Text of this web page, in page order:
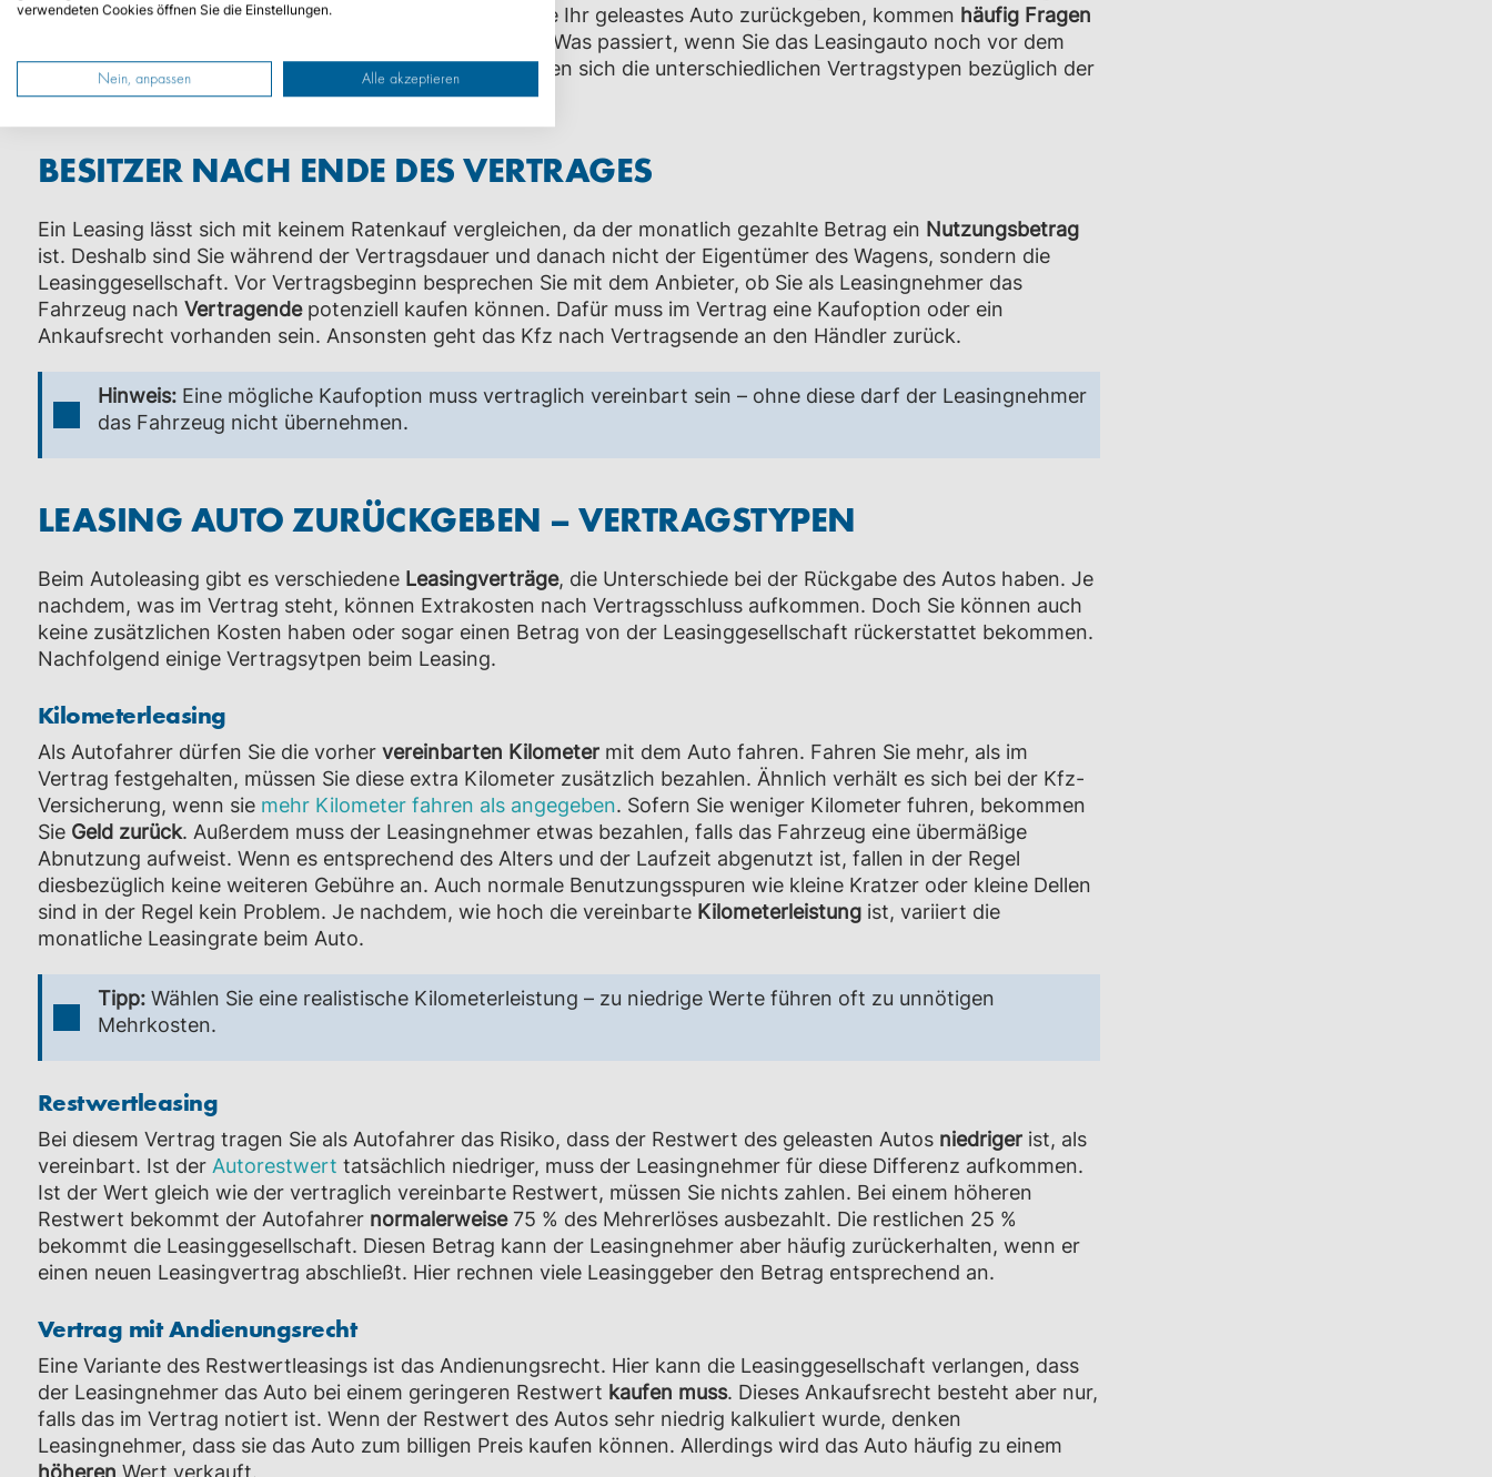
umso mehr an. Doch wenn der Vertrag ausläuft und Sie Ihr geleastes Auto zurückgeben, kommen häufig Fragen
auf. Was müssen Sie bei der Rückgabe alles beachten? Was passiert, wenn Sie das Leasingauto noch vor dem
Vertragsende zurückgeben möchten? Wie unterscheiden sich die unterschiedlichen Vertragstypen bezüglich der
Rückgabe?
BESITZER NACH ENDE DES VERTRAGES
Ein Leasing lässt sich mit keinem Ratenkauf vergleichen, da der monatlich gezahlte Betrag ein Nutzungsbetrag
ist. Deshalb sind Sie während der Vertragsdauer und danach nicht der Eigentümer des Wagens, sondern die
Leasinggesellschaft. Vor Vertragsbeginn besprechen Sie mit dem Anbieter, ob Sie als Leasingnehmer das
Fahrzeug nach Vertragende potenziell kaufen können. Dafür muss im Vertrag eine Kaufoption oder ein
Ankaufsrecht vorhanden sein. Ansonsten geht das Kfz nach Vertragsende an den Händler zurück.
Hinweis:Eine mögliche Kaufoption muss vertraglich vereinbart sein – ohne diese darf der Leasingnehmer
das Fahrzeug nicht übernehmen.
LEASING AUTO ZURÜCKGEBEN – VERTRAGSTYPEN
Beim Autoleasing gibt es verschiedene Leasingverträge, die Unterschiede bei der Rückgabe des Autos haben. Je
nachdem, was im Vertrag steht, können Extrakosten nach Vertragsschluss aufkommen. Doch Sie können auch
keine zusätzlichen Kosten haben oder sogar einen Betrag von der Leasinggesellschaft rückerstattet bekommen.
Nachfolgend einige Vertragsytpen beim Leasing.
Kilometerleasing
Als Autofahrer dürfen Sie die vorher vereinbarten Kilometermit dem Auto fahren. Fahren Sie mehr, als im
Vertrag festgehalten, müssen Sie diese extra Kilometer zusätzlich bezahlen. Ähnlich verhält es sich bei der Kfz-
Versicherung, wenn sie mehr Kilometer fahren als angegeben. Sofern Sie weniger Kilometer fuhren, bekommen
Sie Geld zurück. Außerdem muss der Leasingnehmer etwas bezahlen, falls das Fahrzeug eine übermäßige
Abnutzung aufweist. Wenn es entsprechend des Alters und der Laufzeit abgenutzt ist, fallen in der Regel
diesbezüglich keine weiteren Gebühre an. Auch normale Benutzungsspuren wie kleine Kratzer oder kleine Dellen
sind in der Regel kein Problem. Je nachdem, wie hoch die vereinbarte Kilometerleistung ist, variiert die
monatliche Leasingrate beim Auto.
Tipp:Wählen Sie eine realistische Kilometerleistung – zu niedrige Werte führen oft zu unnötigen
Mehrkosten.
Restwertleasing
Bei diesem Vertrag tragen Sie als Autofahrer das Risiko, dass der Restwert des geleasten Autos niedriger ist, als
vereinbart. Ist der Autorestwert tatsächlich niedriger, muss der Leasingnehmer für diese Differenz aufkommen.
Ist der Wert gleich wie der vertraglich vereinbarte Restwert, müssen Sie nichts zahlen. Bei einem höheren
Restwert bekommt der Autofahrer normalerweise 75 % des Mehrerlöses ausbezahlt. Die restlichen 25 %
bekommt die Leasinggesellschaft. Diesen Betrag kann der Leasingnehmer aber häufig zurückerhalten, wenn er
einen neuen Leasingvertrag abschließt. Hier rechnen viele Leasinggeber den Betrag entsprechend an.
Vertrag mit Andienungsrecht
Eine Variante des Restwertleasings ist das Andienungsrecht. Hier kann die Leasinggesellschaft verlangen, dass
der Leasingnehmer das Auto bei einem geringeren Restwert kaufen muss. Dieses Ankaufsrecht besteht aber nur,
falls das im Vertrag notiert ist. Wenn der Restwert des Autos sehr niedrig kalkuliert wurde, denken
Leasingnehmer, dass sie das Auto zum billigen Preis kaufen können. Allerdings wird das Auto häufig zu einem
höheren Wert verkauft.
verwendeten Cookies öffnen Sie die Einstellungen.
Nein, anpassen Alle akzeptieren